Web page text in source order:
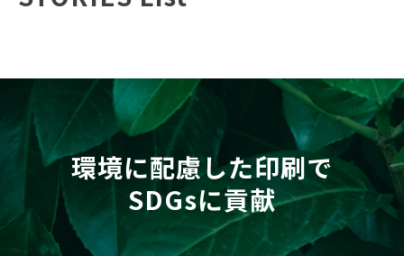
環境に配慮した印刷で
SDGsに貢献